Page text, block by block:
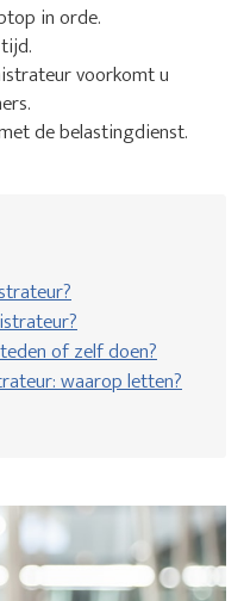
in orde.
voorkomt u
de belastingdienst.
of zelf doen?
waarop letten?